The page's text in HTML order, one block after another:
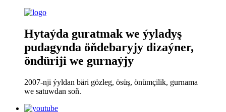
Hytaýda guratmak we ýyladyş
pudagynda öňdebaryjy dizaýner,
öndüriji we gurnaýjy
2007-nji ýyldan bäri gözleg, ösüş, önümçilik, gurnama
we satuwdan soň.